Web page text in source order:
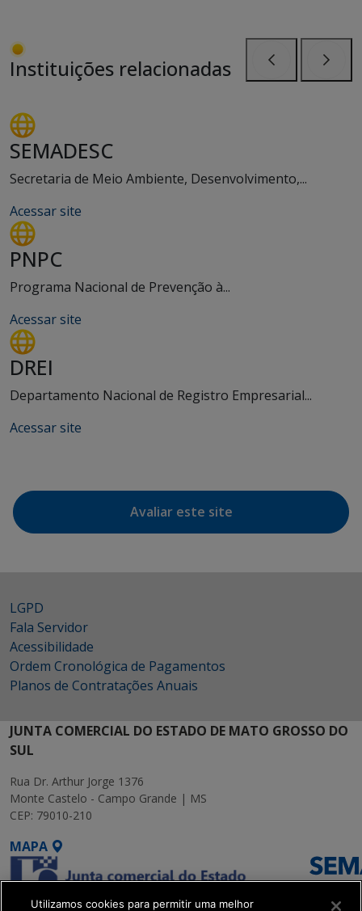
Instituições relacionadas
SEMADESC
Secretaria de Meio Ambiente, Desenvolvimento,...
Acessar site
PNPC
Programa Nacional de Prevenção à...
Acessar site
DREI
Departamento Nacional de Registro Empresarial...
Acessar site
Avaliar este site
LGPD
Fala Servidor
Acessibilidade
Ordem Cronológica de Pagamentos
Planos de Contratações Anuais
JUNTA COMERCIAL DO ESTADO DE MATO GROSSO DO
SUL
Rua Dr. Arthur Jorge 1376
Monte Castelo - Campo Grande | MS
CEP: 79010-210
MAPA
Utilizamos cookies para permitir uma melhor